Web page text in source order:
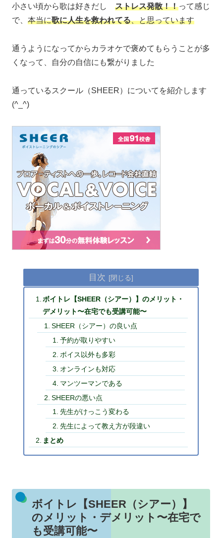
小さい頃から歌は好きだし ストレス発散！！って感じ
で、 本当に歌に人生を救われてる、と思っています
通うようになってからカラオケで褒めてもらうことが多
くなって、自分の自信にも繋がりました
通っているスクール（SHEER）についてを紹介します
(^_^)
目次
ボイトレ【SHEER（シアー）】のメリット・
デメリット〜在宅でも受講可能〜
SHEER（シアー）の良い点
予約が取りやすい
ボイス以外も多彩
オンラインも対応
マンツーマンである
SHEERの悪い点
先生がけっこう変わる
先生によって教え方が段違い
まとめ
ボイトレ【SHEER（シアー）】
のメリット・デメリット〜在宅で
も受講可能〜